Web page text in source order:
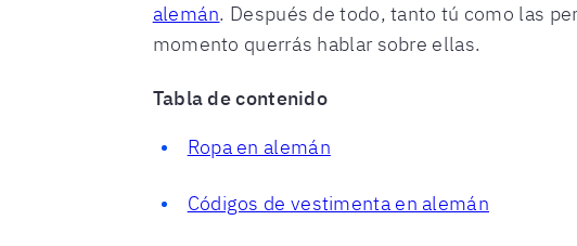
alemán. Después de todo, tanto tú como las
momento querrás hablar sobre ellas.
Tabla de contenido
Ropa en alemán
Códigos de vestimenta en alemán